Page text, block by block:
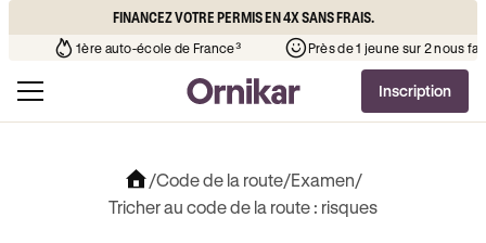
FINANCEZ VOTRE PERMIS EN 4X SANS FRAIS.
que l’auto-école de votre quartier¹ 1ère auto-école de France³
Inscription
/Code de la route/Examen/
Tricher au code de la route : risques